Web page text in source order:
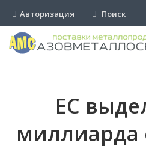
Авторизация Поиск
ЕС
миллиарда